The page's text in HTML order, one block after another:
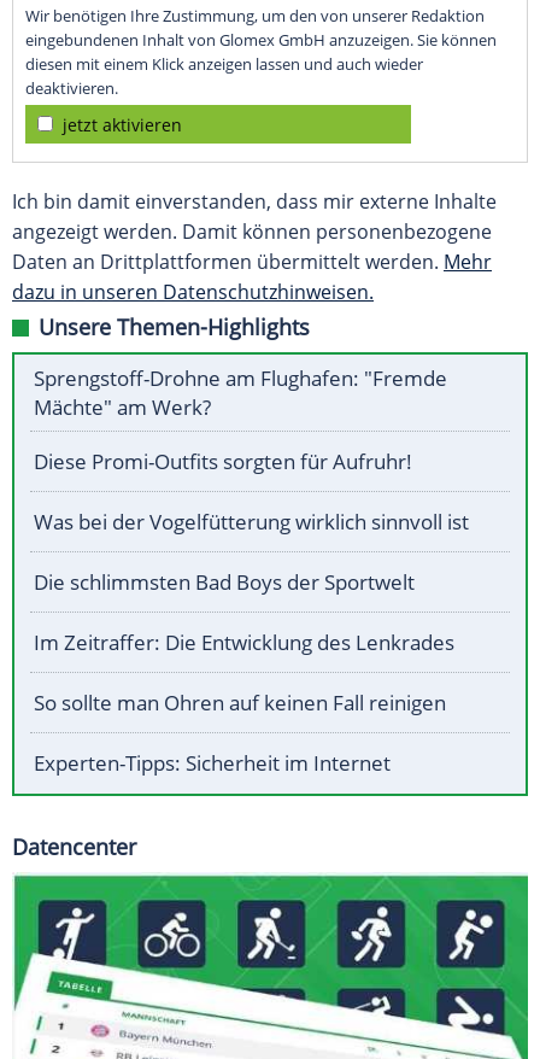
Wir benötigen Ihre Zustimmung, um den von unserer Redaktion
eingebundenen Inhalt von Glomex GmbH anzuzeigen. Sie können
diesen mit einem Klick anzeigen lassen und auch wieder
deaktivieren.
jetzt aktivieren
Ich bin damit einverstanden, dass mir externe Inhalte
angezeigt werden. Damit können personenbezogene
Daten an Drittplattformen übermittelt werden. Mehr
dazu in unseren Datenschutzhinweisen.
Unsere Themen-Highlights
Sprengstoff-Drohne am Flughafen: "Fremde
Mächte" am Werk?
Diese Promi-Outfits sorgten für Aufruhr!
Was bei der Vogelfütterung wirklich sinnvoll ist
Die schlimmsten Bad Boys der Sportwelt
Im Zeitraffer: Die Entwicklung des Lenkrades
So sollte man Ohren auf keinen Fall reinigen
Experten-Tipps: Sicherheit im Internet
Datencenter